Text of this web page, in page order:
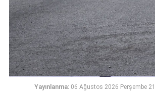
Yayınlanma: 06 Ağustos 2026 Perşembe